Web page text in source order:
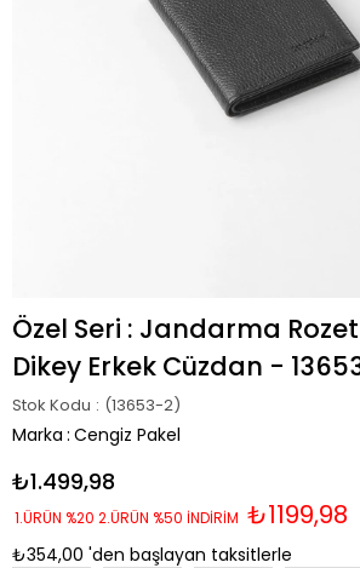
Özel Seri : Jandarma
Dikey Erkek Cüzdan -
Stok Kodu (13653-2)
Marka : Cengiz Pakel
₺1.499,98
1.ÜRÜN %20 2.ÜRÜN %50 İNDİRİM ₺1199,98
₺354,00 'den başlayan taksitlerle